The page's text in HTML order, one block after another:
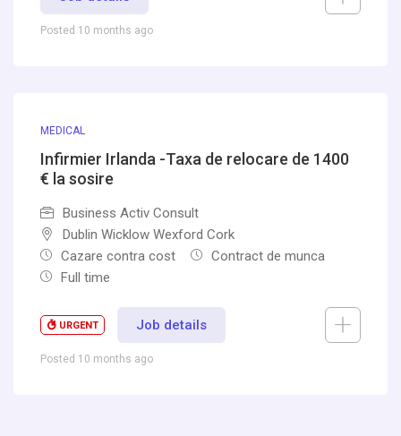
Posted 10 months ago
MEDICAL
Infirmier Irlanda -Taxa de relocare de 1400
€ la sosire
Business Activ Consult
Dublin Wicklow Wexford Cork
Cazare contra cost
Contract de munca
Full time
URGENT Job details
Posted 10 months ago